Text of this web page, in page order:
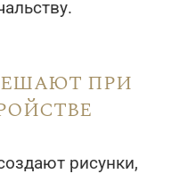
при
рисунки,